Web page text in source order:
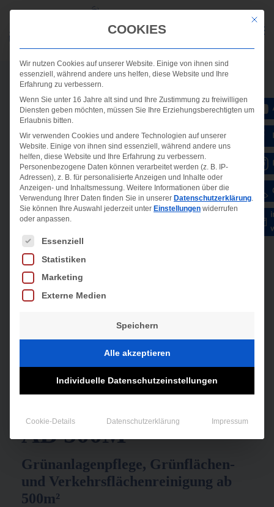
WINTERDIENST
AB 500M²
Grünanlagenpflege, Grünflächen-
und Verkehrsflächenreinigung ab
500m²
Mit
COOKIES
Wir nutzen Cookies auf unserer Website. Einige von ihnen sind
essenziell, während andere uns helfen, diese Website und Ihre
Erfahrung zu verbessern.
Wenn Sie unter 16 Jahre alt sind und Ihre Zustimmung zu freiwilligen
Diensten geben möchten, müssen Sie Ihre Erziehungsberechtigten um
Erlaubnis bitten.
Wir verwenden Cookies und andere Technologien auf unserer
Website. Einige von ihnen sind essenziell, während andere uns
helfen, diese Website und Ihre Erfahrung zu verbessern.
Personenbezogene Daten können verarbeitet werden (z. B. IP-
Adressen), z. B. für personalisierte Anzeigen und Inhalte oder
Anzeigen- und Inhaltsmessung. Weitere Informationen über die
Verwendung Ihrer Daten finden Sie in unserer Datenschutzerklärung.
Sie können Ihre Auswahl jederzeit unter Einstellungen widerrufen
oder anpassen.
Es folgt eine Liste der Service-Gruppen, für die
Essenziell
Statistiken
Marketing
Externe Medien
Speichern
Alle akzeptieren
Individuelle Datenschutzeinstellungen
Cookie-Details Datenschutzerklärung Impressum